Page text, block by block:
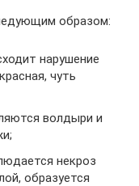
образом:
нарушение
чуть
волдыри и
некроз
образуется